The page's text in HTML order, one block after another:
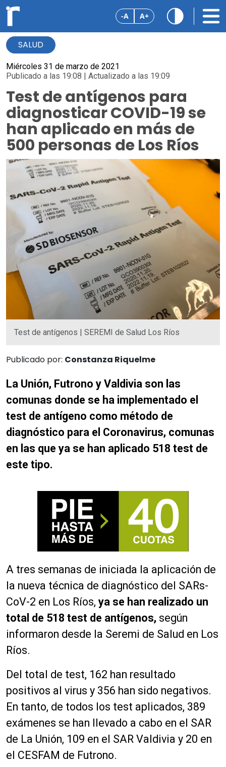
-A A+
SALUD
Miércoles 31 de marzo de 2021
Publicado a las 19:08 | Actualizado a las 19:09
Test de antígenos para
diagnosticar COVID-19 se
han aplicado en más de
500 personas de Los Ríos
Test de antígenos | SEREMI de Salud Los Ríos
Publicado por: Constanza Riquelme
La Unión, Futrono y Valdivia son las
comunas donde se ha implementado el
test de antígeno como método de
diagnóstico para el Coronavirus, comunas
en las que ya se han aplicado 518 test de
este tipo.
A tres semanas de iniciada la aplicación de
la nueva técnica de diagnóstico del SARs-
CoV-2 en Los Ríos, ya se han realizado un
total de 518 test de antígenos, según
informaron desde la Seremi de Salud en Los
Ríos.
Del total de test, 162 han resultado
positivos al virus y 356 han sido negativos.
En tanto, de todos los test aplicados, 389
exámenes se han llevado a cabo en el SAR
de La Unión, 109 en el SAR Valdivia y 20 en
el CESFAM de Futrono.